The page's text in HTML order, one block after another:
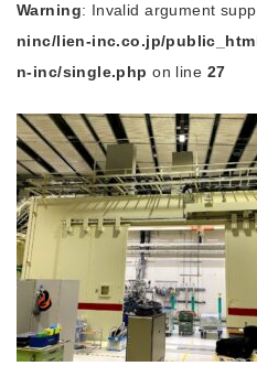
Warning: Invalid argument
ninc/lien-inc.co.jp/
n-inc/single.php on line 27